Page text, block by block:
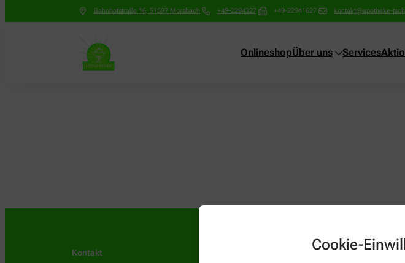
Cookie-
Bahnhofstraße 16, 51597 Morsbach +49-2294327 +49-22941627 kontakt@apotheke-
OnlineshopÜber uns Services
Kontakt